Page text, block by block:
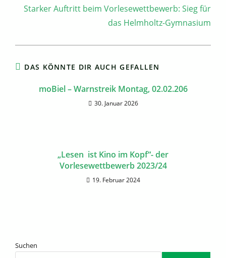
Starker Auftritt beim Vorlesewettbewerb: Sieg für
das Helmholtz-Gymnasium
DAS KÖNNTE DIR AUCH GEFALLEN
moBiel – Warnstreik Montag, 02.02.206
30. Januar 2026
„Lesen ist Kino im Kopf“- der
Vorlesewettbewerb 2023/24
19. Februar 2024
Suchen